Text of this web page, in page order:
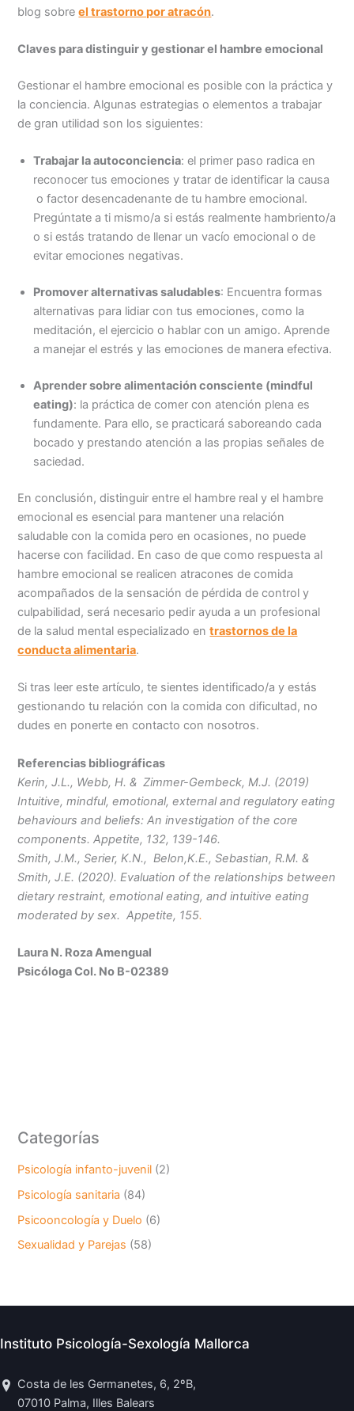
blog sobreel trastorno por atracón.
Claves para distinguir y gestionar el hambre emocional
Gestionar el hambre emocional es posible con la práctica y
la conciencia. Algunas estrategias o elementos a trabajar
de gran utilidad son los siguientes:
Trabajar la autoconciencia: el primer paso radica en
reconocer tus emociones y tratar de identificar la causa
o factor desencadenante de tu hambre emocional.
Pregúntate a ti mismo/a si estás realmente hambriento/a
o si estás tratando de llenar un vacío emocional o de
evitar emociones negativas.
Promover alternativas saludables: Encuentra formas
alternativas para lidiar con tus emociones, como la
meditación, el ejercicio o hablar con un amigo. Aprende
a manejar el estrés y las emociones de manera efectiva.
Aprender sobre alimentación consciente (mindful
eating): la práctica de comer con atención plena es
fundamente. Para ello, se practicará saboreando cada
bocado y prestando atención a las propias señales de
saciedad.
En conclusión, distinguir entre el hambre real y el hambre
emocional es esencial para mantener una relación
saludable con la comida pero en ocasiones, no puede
hacerse con facilidad. En caso de que como respuesta al
hambre emocional se realicen atracones de comida
acompañados de la sensación de pérdida de control y
culpabilidad, será necesario pedir ayuda a un profesional
de la salud mental especializado entrastornos de la
conducta alimentaria.
Si tras leer este artículo, te sientes identificado/a y estás
gestionando tu relación con la comida con dificultad, no
dudes en ponerte en contacto con nosotros.
Referencias bibliográficas
Kerin, J.L., Webb, H. & Zimmer-Gembeck, M.J. (2019)
Intuitive, mindful, emotional, external and regulatory eating
behaviours and beliefs: An investigation of the core
components. Appetite, 132, 139-146.
Smith, J.M., Serier, K.N., Belon,K.E., Sebastian, R.M. &
Smith, J.E. (2020). Evaluation of the relationships between
dietary restraint, emotional eating, and intuitive eating
moderated by sex. Appetite, 155.
Laura N. Roza Amengual
Psicóloga Col. No B-02389
Categorías
Psicología infanto-juvenil (2)
Psicología sanitaria (84)
Psicooncología y Duelo (6)
Sexualidad y Parejas (58)
Instituto Psicología-Sexología Mallorca
Costa de les Germanetes, 6, 2ºB,
07010 Palma, Illes Balears